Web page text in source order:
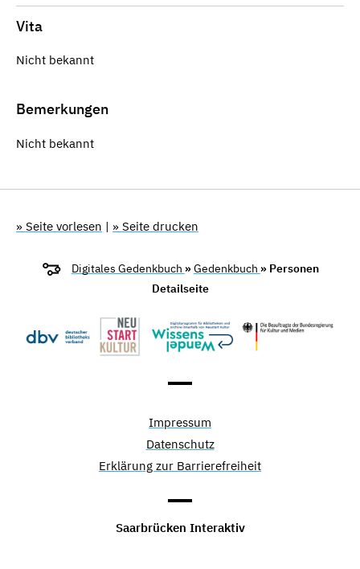
Vita
Nicht bekannt
Bemerkungen
Nicht bekannt
» Seite vorlesen | » Seite drucken
Digitales Gedenkbuch »Gedenkbuch » Personen
Detailseite
Impressum
Datenschutz
Erklärung zur Barrierefreiheit
Saarbrücken Interaktiv